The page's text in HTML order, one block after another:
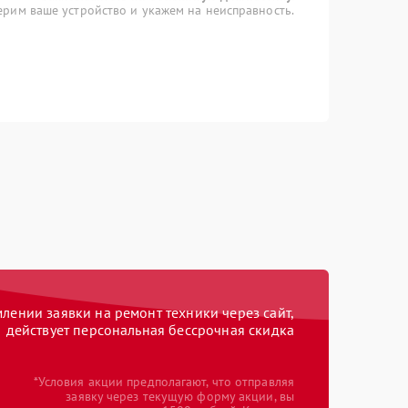
ваше устройство и укажем на неисправность.
заявки на ремонт техники через сайт,
действует персональная бессрочная скидка
*Условия акции предполагают, что отправляя
заявку через текущую форму акции, вы